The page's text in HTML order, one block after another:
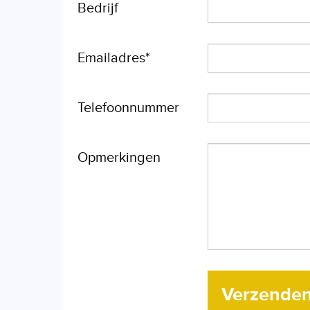
Bedrijf
Emailadres*
Telefoonnummer
Opmerkingen